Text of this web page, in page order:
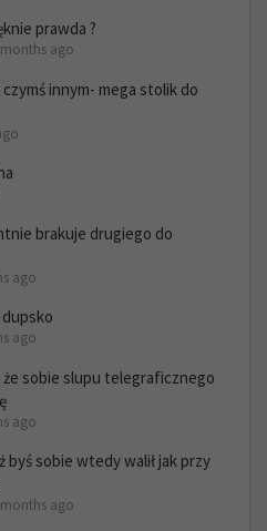
prawda ?
ago
innym- mega stolik do
brakuje drugiego do
ago
ago
że sobie slupu telegraficznego
ago
byś sobie wtedy walił jak przy
ago